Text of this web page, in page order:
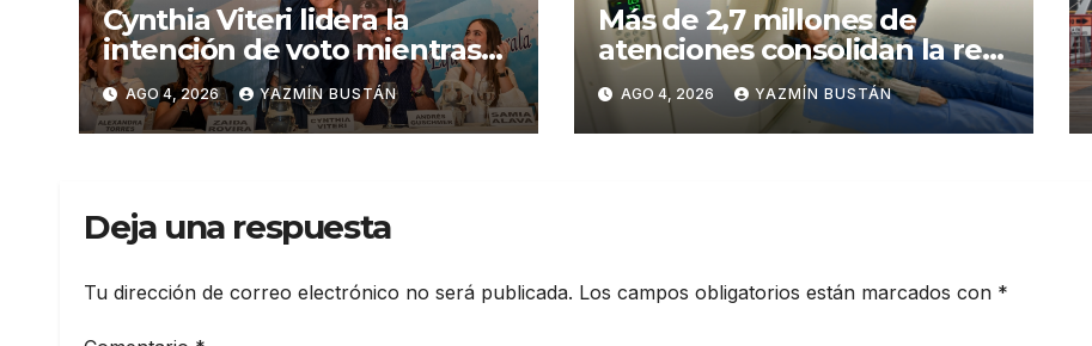
Cynthia Viteri lidera la
intención de voto mientras
Andrés Guschmer muestra
un destacado crecimiento,
según AtlasIntel
AGO 4, 2026 YAZMÍN BUSTÁN
Más de 2,7 millones de
atenciones consolidan la red
municipal de salud
AGO 4, 2026 YAZMÍN BUSTÁN
Deja una respuesta
Tu dirección de correo electrónico no será publicada. Los campos obligatorios están marcados con *